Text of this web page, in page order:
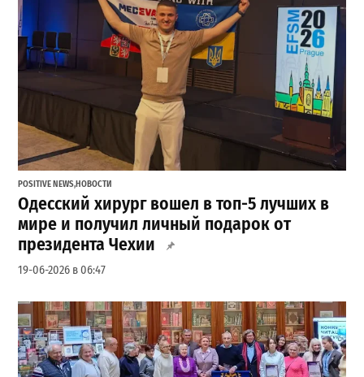
POSITIVE NEWS,НОВОСТИ
Одесский хирург вошел в топ-5 лучших в
мире и получил личный подарок от
президента Чехии
19-06-2026 в 06:47